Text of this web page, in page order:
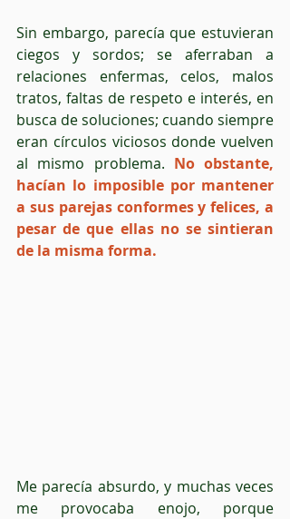
Sin embargo, parecía que estuvieran
ciegos y sordos; se aferraban a
relaciones enfermas, celos, malos
tratos, faltas de respeto e interés, en
busca de soluciones; cuando siempre
eran círculos viciosos donde vuelven
al mismo problema. No obstante,
hacían lo imposible por mantener
a sus parejas conformes y felices, a
pesar de que ellas no se sintieran
de la misma forma.
Me parecía absurdo, y muchas veces
me provocaba enojo, porque